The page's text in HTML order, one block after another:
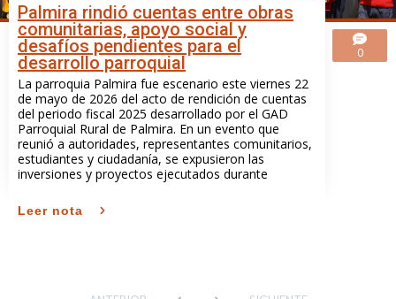
Palmira rindió cuentas entre obras
comunitarias, apoyo social y
desafíos pendientes para el
desarrollo parroquial
La parroquia Palmira fue escenario este viernes 22
de mayo de 2026 del acto de rendición de cuentas
del periodo fiscal 2025 desarrollado por el GAD
Parroquial Rural de Palmira. En un evento que
reunió a autoridades, representantes comunitarios,
estudiantes y ciudadanía, se expusieron las
inversiones y proyectos ejecutados durante
Leer nota
0